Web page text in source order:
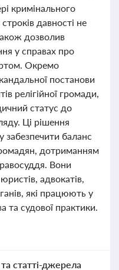
кримінального
давності не
дозволив
у справах про
Окремо
постанови
релігійної громади,
статус до
Ці рішення
забезпечити баланс
дотриманням
Вони
адвокатів,
які працюють у
та судової практики.
статті-джерела